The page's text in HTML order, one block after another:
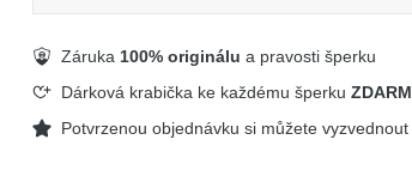
Záruka 100% originálu a pravosti šperku
Dárková krabička ke každému šperku
Potvrzenou objednávku si můžete